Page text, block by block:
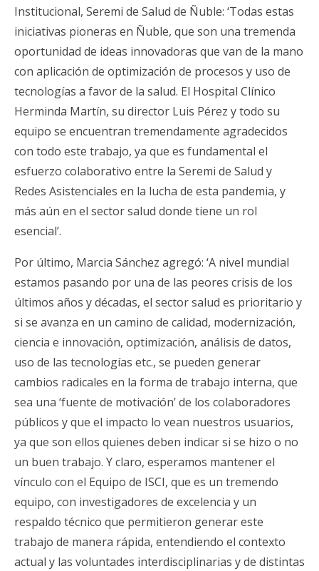
Institucional, Seremi de Salud de Ñuble: ‘Todas estas
iniciativas pioneras en Ñuble, que son una tremenda
oportunidad de ideas innovadoras que van de la mano
con aplicación de optimización de procesos y uso de
tecnologías a favor de la salud. El Hospital Clínico
Herminda Martín, su director Luis Pérez y todo su
equipo se encuentran tremendamente agradecidos
con todo este trabajo, ya que es fundamental el
esfuerzo colaborativo entre la Seremi de Salud y
Redes Asistenciales en la lucha de esta pandemia, y
más aún en el sector salud donde tiene un rol
esencial’.
Por último, Marcia Sánchez agregó: ‘A nivel mundial
estamos pasando por una de las peores crisis de los
últimos años y décadas, el sector salud es prioritario y
si se avanza en un camino de calidad, modernización,
ciencia e innovación, optimización, análisis de datos,
uso de las tecnologías etc., se pueden generar
cambios radicales en la forma de trabajo interna, que
sea una ‘fuente de motivación’ de los colaboradores
públicos y que el impacto lo vean nuestros usuarios,
ya que son ellos quienes deben indicar si se hizo o no
un buen trabajo. Y claro, esperamos mantener el
vínculo con el Equipo de ISCI, que es un tremendo
equipo, con investigadores de excelencia y un
respaldo técnico que permitieron generar este
trabajo de manera rápida, entendiendo el contexto
actual y las voluntades interdisciplinarias y de distintas